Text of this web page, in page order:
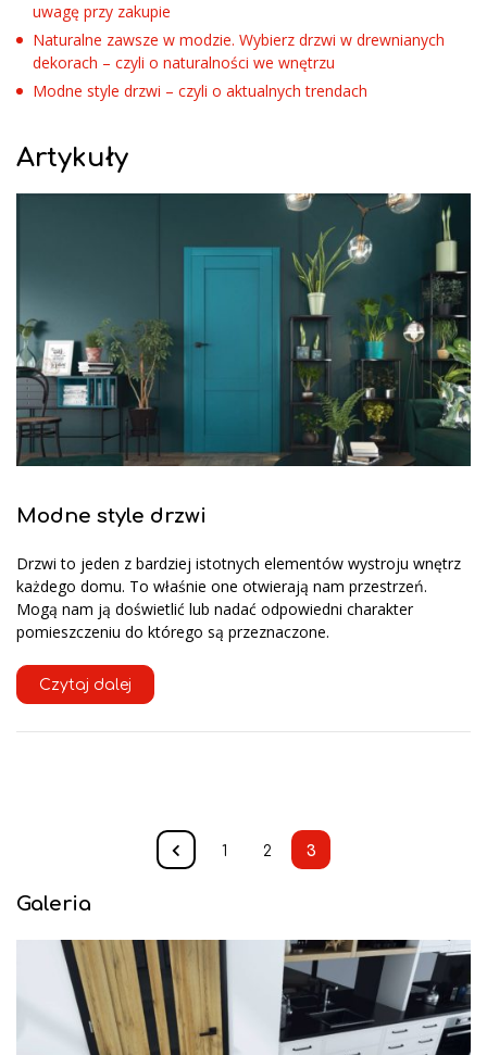
uwagę przy zakupie
Naturalne zawsze w modzie. Wybierz drzwi w drewnianych
dekorach – czyli o naturalności we wnętrzu
Modne style drzwi – czyli o aktualnych trendach
Artykuły
Modne style drzwi
Drzwi to jeden z bardziej istotnych elementów wystroju wnętrz
każdego domu. To właśnie one otwierają nam przestrzeń.
Mogą nam ją doświetlić lub nadać odpowiedni charakter
pomieszczeniu do którego są przeznaczone.
Czytaj dalej
1 2 3
Galeria